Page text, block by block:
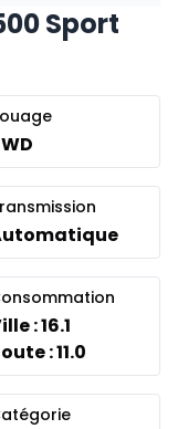
À partir de :Sport
: 16.1
: 11.0